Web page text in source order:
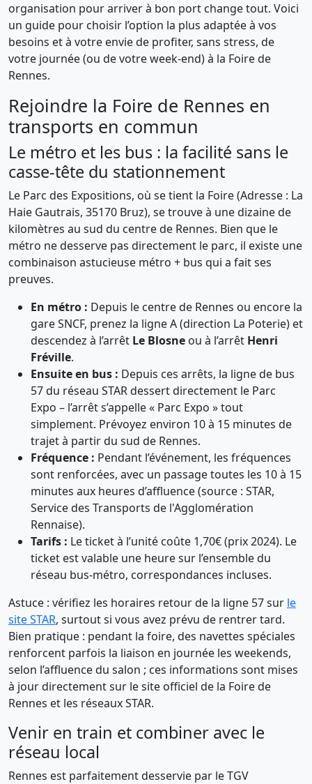
organisation pour arriver à bon port change tout. Voici
un guide pour choisir l’option la plus adaptée à vos
besoins et à votre envie de profiter, sans stress, de
votre journée (ou de votre week-end) à la Foire de
Rennes.
Rejoindre la Foire de Rennes en
transports en commun
Le métro et les bus : la facilité sans le
casse-tête du stationnement
Le Parc des Expositions, où se tient la Foire (Adresse : La
Haie Gautrais, 35170 Bruz), se trouve à une dizaine de
kilomètres au sud du centre de Rennes. Bien que le
métro ne desserve pas directement le parc, il existe une
combinaison astucieuse métro + bus qui a fait ses
preuves.
En métro : Depuis le centre de Rennes ou encore la
gare SNCF, prenez la ligne A (direction La Poterie) et
descendez à l’arrêt Le Blosne ou à l’arrêt Henri
Fréville.
Ensuite en bus : Depuis ces arrêts, la ligne de bus
57 du réseau STAR dessert directement le Parc
Expo – l’arrêt s’appelle « Parc Expo » tout
simplement. Prévoyez environ 10 à 15 minutes de
trajet à partir du sud de Rennes.
Fréquence : Pendant l’événement, les fréquences
sont renforcées, avec un passage toutes les 10 à 15
minutes aux heures d’affluence (source : STAR,
Service des Transports de l'Agglomération
Rennaise).
Tarifs : Le ticket à l’unité coûte 1,70€ (prix 2024). Le
ticket est valable une heure sur l’ensemble du
réseau bus-métro, correspondances incluses.
Astuce : vérifiez les horaires retour de la ligne 57 sur le
site STAR, surtout si vous avez prévu de rentrer tard.
Bien pratique : pendant la foire, des navettes spéciales
renforcent parfois la liaison en journée les weekends,
selon l’affluence du salon ; ces informations sont mises
à jour directement sur le site officiel de la Foire de
Rennes et les réseaux STAR.
Venir en train et combiner avec le
réseau local
Rennes est parfaitement desservie par le TGV